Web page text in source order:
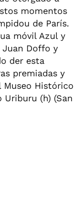
momentos
de París.
móvil Azul y
Juan Doffo y
der esta
premiadas y
Museo Histórico
Uriburu (h) (San